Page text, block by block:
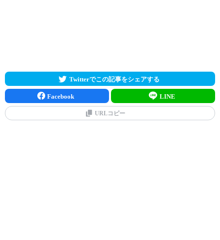
Twitterでこの記事をシェアする
Facebook LINE
URLコピー